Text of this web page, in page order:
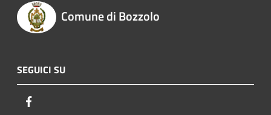
Comune di Bozzolo
SEGUICI SU